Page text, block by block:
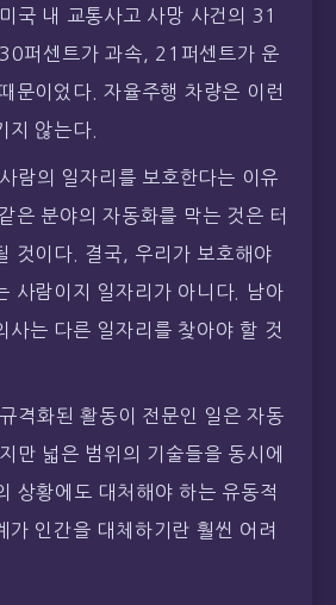
국 내 교통사고 사망 사건의 31
퍼센트가 과속, 21퍼센트가 운
문이었다. 자율주행 차량은 이런
지 않는다.
람의 일자리를 보호한다는 이유
은 분야의 자동화를 막는 것은 터
것이다. 결국, 우리가 보호해야
사람이지 일자리가 아니다. 남아
사는 다른 일자리를 찾아야 할 것
격화된 활동이 전문인 일은 자동
만 넓은 범위의 기술들을 동시에
상황에도 대처해야 하는 유동적
가 인간을 대체하기란 훨씬 어려